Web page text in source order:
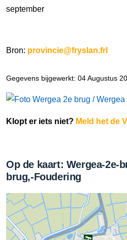
september
Bron: provincie@fryslan.frl
Gegevens bijgewerkt: 04 Augustus
Klopt er iets niet? Meld het de
Op de kaart: Wergea-2e-
brug,-Foudering